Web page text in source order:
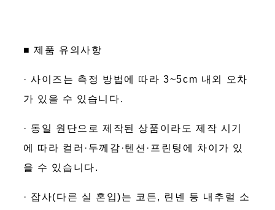
■ 제품 유의사항
· 사이즈는 측정 방법에 따라 3~5cm 내외 오차
가 있을 수 있습니다.
· 동일 원단으로 제작된 상품이라도 제작 시기
에 따라 컬러·두께감·텐션·프린팅에 차이가 있
을 수 있습니다.
· 잡사(다른 실 혼입)는 코튼, 린넨 등 내추럴 소